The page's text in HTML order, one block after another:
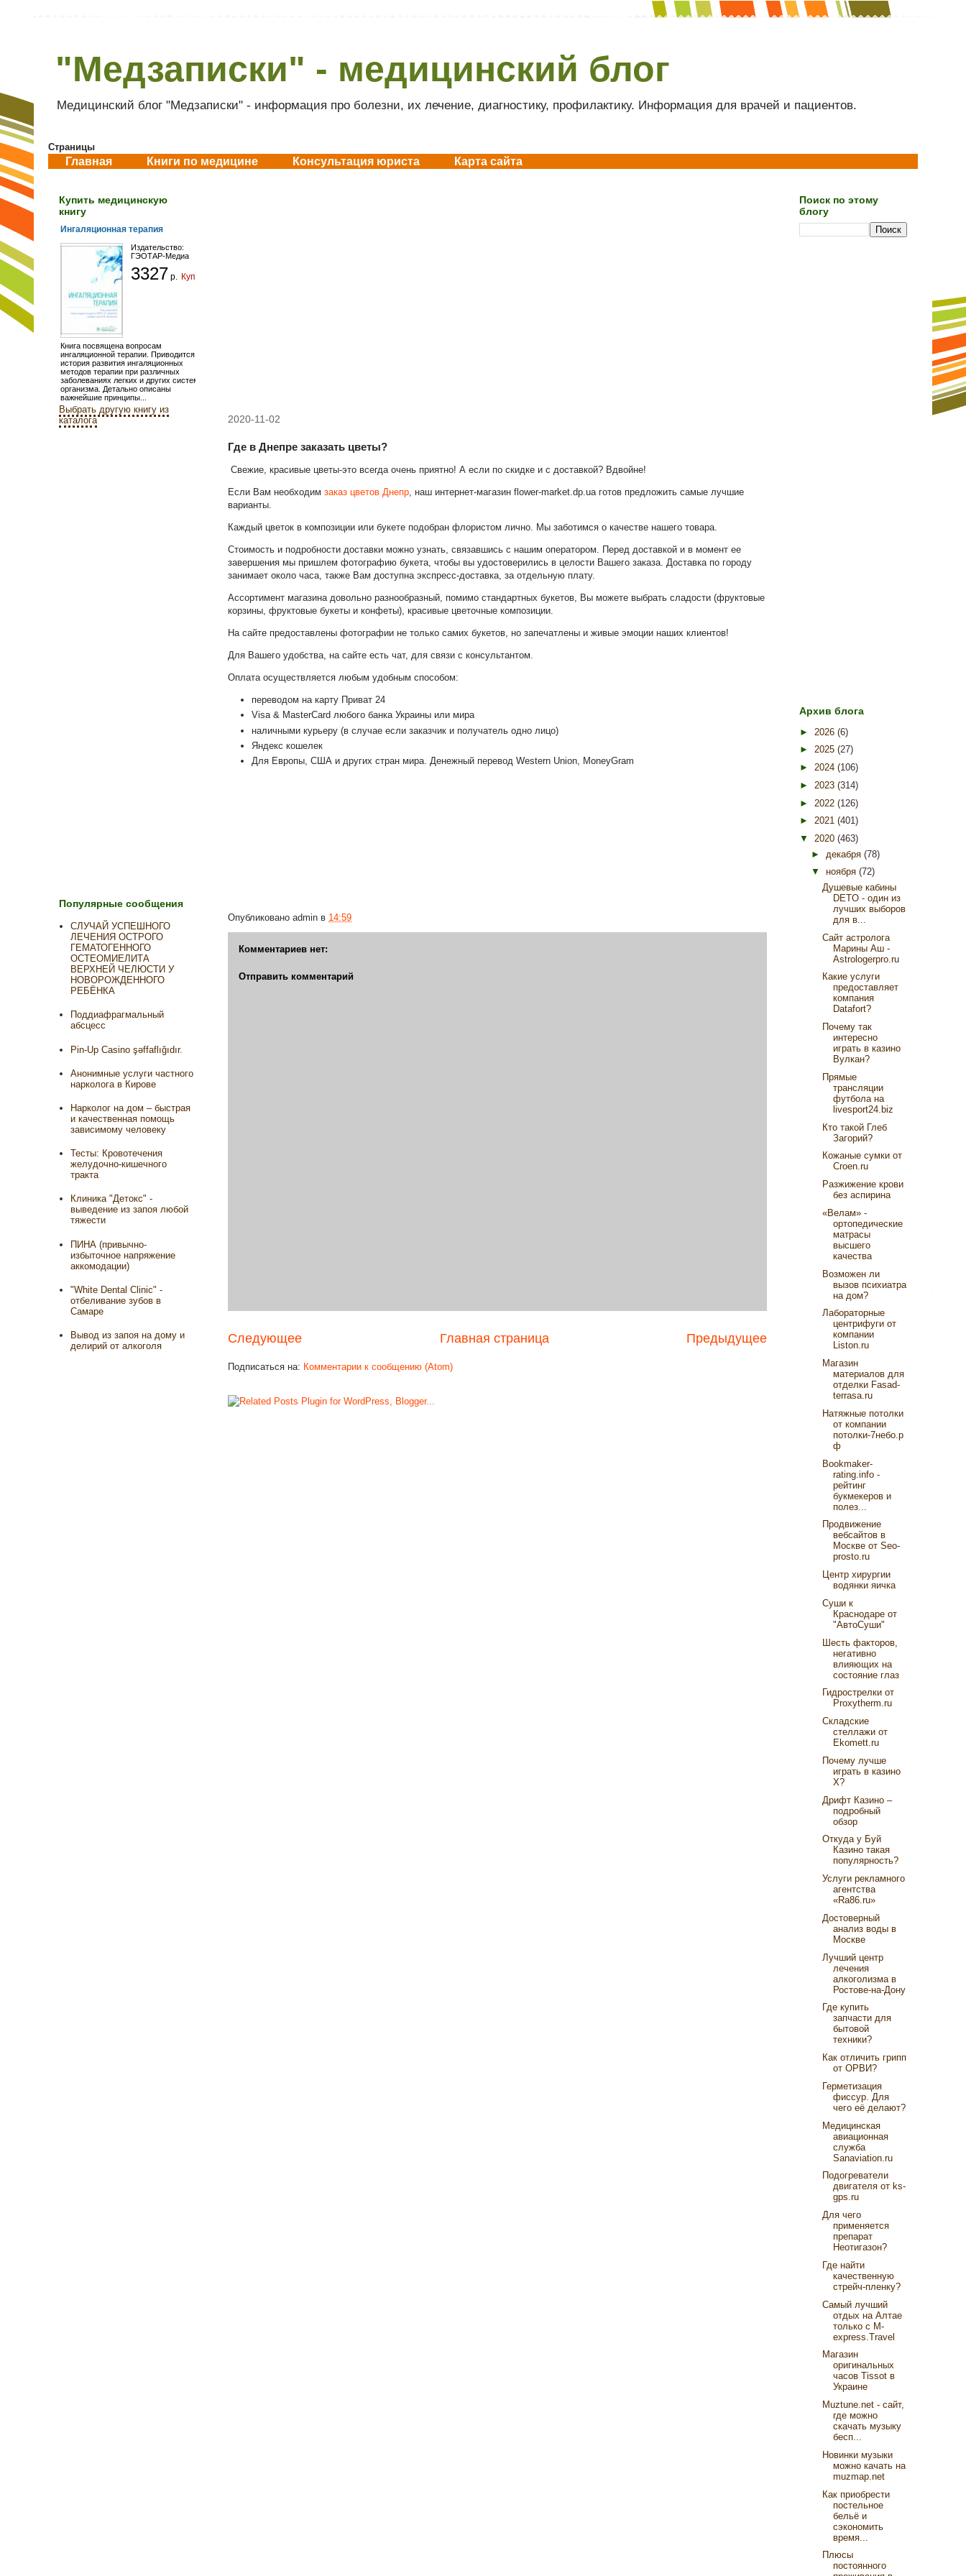
"Медзаписки" - медицинский блог
Медицинский блог "Медзаписки" - информация про болезни, их лечение, диагностику, профилактику. Информация для врачей и пациентов.
Страницы
Главная Книги по медицине Консультация юриста Карта сайта
2020-11-02
Где в Днепре заказать цветы?
Свежие, красивые цветы-это всегда очень приятно! А если по скидке и с доставкой? Вдвойне!
Если Вам необходим заказ цветов Днепр, наш интернет-магазин flower-market.dp.ua готов предложить самые лучшие
варианты.
Каждый цветок в композиции или букете подобран флористом лично. Мы заботимся о качестве нашего товара.
Стоимость и подробности доставки можно узнать, связавшись с нашим оператором. Перед доставкой и в момент ее
завершения мы пришлем фотографию букета, чтобы вы удостоверились в целости Вашего заказа. Доставка по городу
занимает около часа, также Вам доступна экспресс-доставка, за отдельную плату.
Ассортимент магазина довольно разнообразный, помимо стандартных букетов, Вы можете выбрать сладости (фруктовые
корзины, фруктовые букеты и конфеты), красивые цветочные композиции.
На сайте предоставлены фотографии не только самих букетов, но запечатлены и живые эмоции наших клиентов!
Для Вашего удобства, на сайте есть чат, для связи с консультантом.
Оплата осуществляется любым удобным способом:
переводом на карту Приват 24
Visa & MasterCard любого банка Украины или мира
наличными курьеру (в случае если заказчик и получатель одно лицо)
Яндекс кошелек
Для Европы, США и других стран мира. Денежный перевод Western Union, MoneyGram
Опубликовано admin в 14:59
Комментариев нет:
Отправить комментарий
Следующее Предыдущее
Главная страница
Подписаться на: Комментарии к сообщению (Atom)
Купить медицинскую
книгу
Ингаляционная терапия
Издательство:
ГЭОТАР-Медиа
3327 р. Купить
Книга посвящена вопросам
ингаляционной терапии. Приводится
история развития ингаляционных
методов терапии при различных
заболеваниях легких и других систем
организма. Детально описаны
важнейшие принципы...
Выбрать другую книгу из
каталога
Популярные сообщения
СЛУЧАЙ УСПЕШНОГО
ЛЕЧЕНИЯ ОСТРОГО
ГЕМАТОГЕННОГО
ОСТЕОМИЕЛИТА
ВЕРХНЕЙ ЧЕЛЮСТИ У
НОВОРОЖДЕННОГО
РЕБЁНКА
Поддиафрагмальный
абсцесс
Pin-Up Casino şəffaflığıdır.
Анонимные услуги частного
нарколога в Кирове
Нарколог на дом – быстрая
и качественная помощь
зависимому человеку
Тесты: Кровотечения
желудочно-кишечного
тракта
Клиника "Детокс" -
выведение из запоя любой
тяжести
ПИНА (привычно-
избыточное напряжение
аккомодации)
"White Dental Clinic" -
отбеливание зубов в
Самаре
Вывод из запоя на дому и
делирий от алкоголя
Поиск по этому
блогу
Архив блога
► 2026 (6)
► 2025 (27)
► 2024 (106)
► 2023 (314)
► 2022 (126)
► 2021 (401)
▼ 2020 (463)
► декабря (78)
▼ ноября (72)
Душевые кабины
DETO - один из
лучших выборов
для в...
Сайт астролога
Марины Аш -
Astrologerpro.ru
Какие услуги
предоставляет
компания
Datafort?
Почему так
интересно
играть в казино
Вулкан?
Прямые
трансляции
футбола на
livesport24.biz
Кто такой Глеб
Загорий?
Кожаные сумки от
Croen.ru
Разжижение крови
без аспирина
«Велам» -
ортопедические
матрасы
высшего
качества
Возможен ли
вызов психиатра
на дом?
Лабораторные
центрифуги от
компании
Liston.ru
Магазин
материалов для
отделки Fasad-
terrasa.ru
Натяжные потолки
от компании
потолки-7небо.р
ф
Bookmaker-
rating.info -
рейтинг
букмекеров и
полез...
Продвижение
вебсайтов в
Москве от Seo-
prosto.ru
Центр хирургии
водянки яичка
Суши к
Краснодаре от
"АвтоСуши"
Шесть факторов,
негативно
влияющих на
состояние глаз
Гидрострелки от
Proxytherm.ru
Складские
стеллажи от
Ekomett.ru
Почему лучше
играть в казино
Х?
Дрифт Казино –
подробный
обзор
Откуда у Буй
Казино такая
популярность?
Услуги рекламного
агентства
«Ra86.ru»
Достоверный
анализ воды в
Москве
Лучший центр
лечения
алкоголизма в
Ростове-на-Дону
Где купить
запчасти для
бытовой
техники?
Как отличить грипп
от ОРВИ?
Герметизация
фиссур. Для
чего её делают?
Медицинская
авиационная
служба
Sanaviation.ru
Подогреватели
двигателя от ks-
gps.ru
Для чего
применяется
препарат
Неотигазон?
Где найти
качественную
стрейч-пленку?
Самый лучший
отдых на Алтае
только с M-
express.Travel
Магазин
оригинальных
часов Tissot в
Украине
Muztune.net - сайт,
где можно
скачать музыку
бесп...
Новинки музыки
можно качать на
muzmap.net
Как приобрести
постельное
бельё и
сэкономить
время...
Плюсы
постоянного